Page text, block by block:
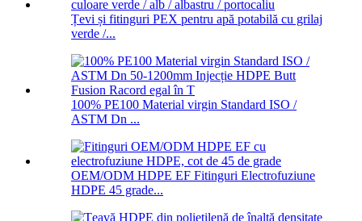
Țevi și fitinguri PEX pentru apă potabilă cu grilaj
verde /...
100% PE100 Material virgin Standard ISO /
ASTM Dn ...
OEM/ODM HDPE EF Fitinguri Electrofuziune
HDPE 45 grade...